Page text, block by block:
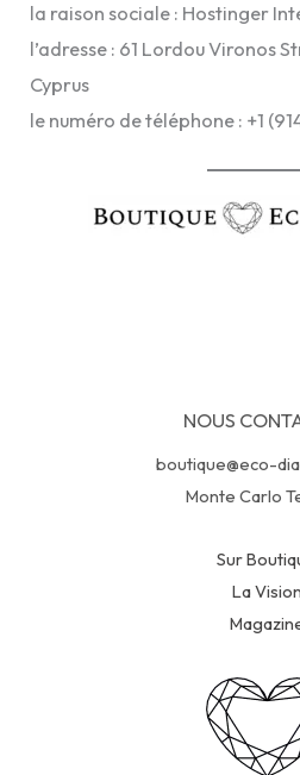
la raison sociale : Hostinger
l’adresse : 61 Lordou Vironos
Cyprus
le numéro de téléphone : +1
NOUS
boutique@eco-
Monte Carlo
Sur
La Vision